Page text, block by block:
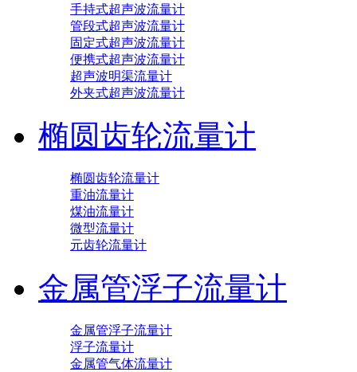
手持式超声波流量计
管段式超声波流量计
固定式超声波流量计
便携式超声波流量计
超声波明渠流量计
外夹式超声波流量计
椭圆齿轮流量计
椭圆齿轮流量计
重油流量计
煤油流量计
微型流量计
元齿轮流量计
金属管浮子流量计
金属管浮子流量计
浮子流量计
金属管气体流量计